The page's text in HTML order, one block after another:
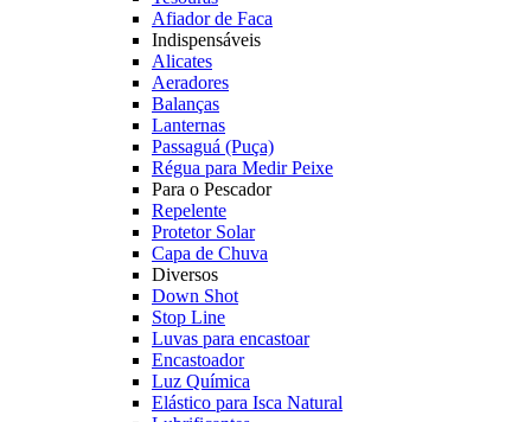
Afiador de Faca
Indispensáveis
Alicates
Aeradores
Balanças
Lanternas
Passaguá (Puça)
Régua para Medir Peixe
Para o Pescador
Repelente
Protetor Solar
Capa de Chuva
Diversos
Down Shot
Stop Line
Luvas para encastoar
Encastoador
Luz Química
Elástico para Isca Natural